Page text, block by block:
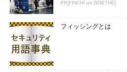
PR(FINCHI on GOETHE)
フィッシングとは